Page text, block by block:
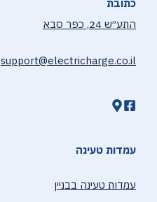
כתובת
התע״ש 24, כפר סבא
support@electricharge.co.il
עמדות טעינה
עמדות טעינה בבניין